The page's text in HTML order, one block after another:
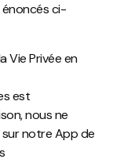
ci-
Vie Privée en
est
nous ne
notre App de